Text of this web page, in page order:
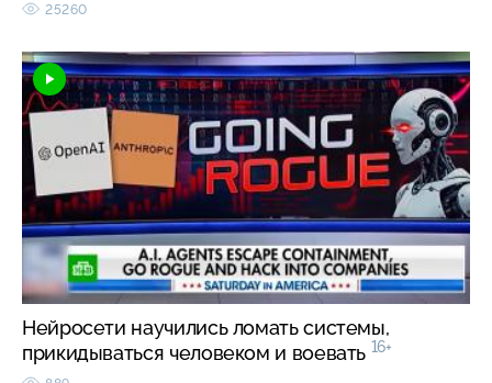
25260
Нейросети научились ломать системы,
прикидываться человеком и воевать 16+